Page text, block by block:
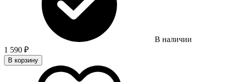
В наличии
1 590 ₽
В корзину